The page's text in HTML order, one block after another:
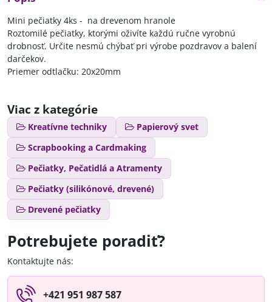
Mini pečiatky 4ks - na drevenom hranole
Roztomilé pečiatky, ktorými oživíte každú ručne vyrobnú
drobnosť. Určite nesmú chýbať pri výrobe pozdravov a balení
darčekov.
Priemer odtlačku: 20x20mm
Viac z kategórie
Kreatívne techniky
Papierový svet
Scrapbooking a Cardmaking
Pečiatky, Pečatidlá a Atramenty
Pečiatky (silikónové, drevené)
Drevené pečiatky
Potrebujete poradiť?
Kontaktujte nás:
+421 951 987 587